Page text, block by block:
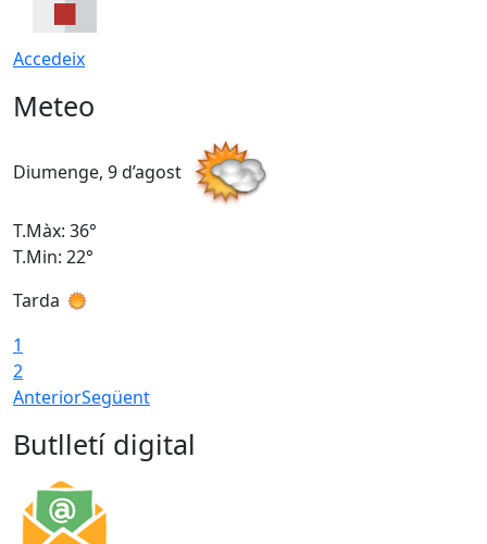
Accedeix
Meteo
Diumenge, 9 d’agost
T.Màx: 36°
T.Min: 22°
Tarda
1
2
AnteriorSegüent
Butlletí digital